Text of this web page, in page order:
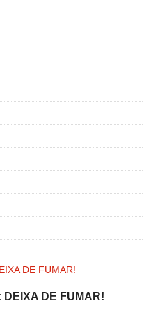
DEIXA DE FUMAR!